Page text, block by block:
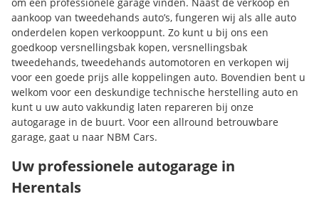
aankoop van tweedehands auto’s, fungeren wij als alle auto
onderdelen kopen verkooppunt. Zo kunt u bij ons een
goedkoop versnellingsbak kopen, versnellingsbak
tweedehands, tweedehands automotoren en verkopen wij
voor een goede prijs alle koppelingen auto. Bovendien bent u
welkom voor een deskundige technische herstelling auto en
kunt u uw auto vakkundig laten repareren bij onze
autogarage in de buurt. Voor een allround betrouwbare
garage, gaat u naar NBM Cars.
Uw professionele autogarage in
Herentals